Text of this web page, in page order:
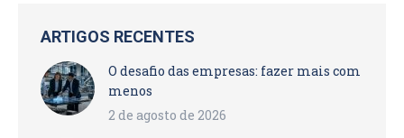
ARTIGOS RECENTES
O desafio das empresas: fazer mais com
menos
2 de agosto de 2026